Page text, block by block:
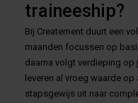
traineeship?
Bij Createment duurt een
maanden focussen op
daarna volgt verdieping op
leveren al vroeg waarde
stapsgewijs uit naar